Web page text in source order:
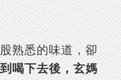
熟悉的味道，卻
喝下去後，玄媽